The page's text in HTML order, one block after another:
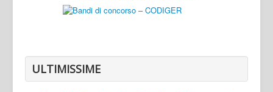
Caserta
ULTIMISSIME